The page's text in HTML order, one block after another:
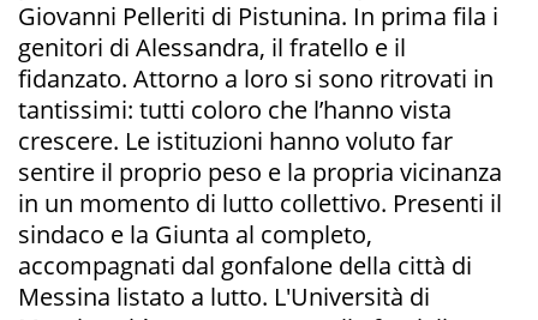
Giovanni Pelleriti di Pistunina. In prima fila i
genitori di Alessandra, il fratello e il
fidanzato. Attorno a loro si sono ritrovati in
tantissimi: tutti coloro che l’hanno vista
crescere. Le istituzioni hanno voluto far
sentire il proprio peso e la propria vicinanza
in un momento di lutto collettivo. Presenti il
sindaco e la Giunta al completo,
accompagnati dal gonfalone della città di
Messina listato a lutto. L'Università di